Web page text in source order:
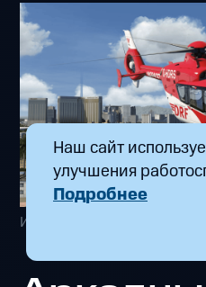
Наш сайт
улучшения
Подробнее
Изображение с сайта: